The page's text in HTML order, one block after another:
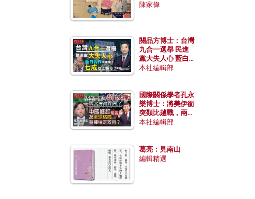
陳家偉
關品方博士：台灣
九合一選舉 民進
黨大失人心 藍白
合作有望拿下七成
本社編輯部
國際關係學者孔永
樂博士：將美伊衝
突類比越戰，兩者
有何異同？中國崛
本社編輯部
葛亮：見南山
編輯精選